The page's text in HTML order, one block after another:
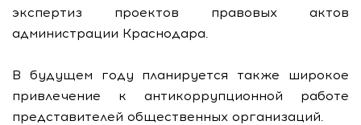
экспертиз проектов правовых актов
администрации Краснодара.
В будущем году планируется также широкое
привлечение к антикоррупционной работе
представителей общественных организаций.